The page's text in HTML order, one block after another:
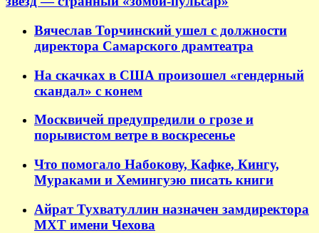
Вячеслав Торчинский ушел с должности
директора Самарского драмтеатра
На скачках в США произошел «гендерный
скандал» с конем
Москвичей предупредили о грозе и
порывистом ветре в воскресенье
Что помогало Набокову, Кафке, Кингу,
Мураками и Хемингуэю писать книги
Айрат Тухватуллин назначен замдиректора
МХТ имени Чехова